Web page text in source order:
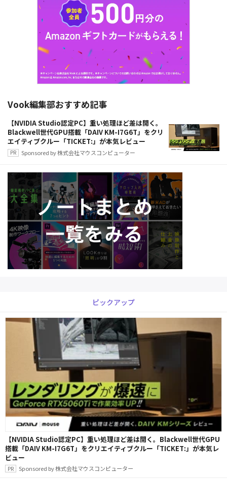
Vook編集部おすすめ記事
【NVIDIA Studio認定PC】重い処理ほど差は開く。
Blackwell世代GPU搭載「DAIV KM-I7G6T」をクリ
エイティブクルー「TICKET:」が本気レビュー
Sponsored by 株式会社マウスコンピューター
ピックアップ
【NVIDIA Studio認定PC】重い処理ほど差は開く。Blackwell世代GPU
搭載「DAIV KM-I7G6T」をクリエイティブクルー「TICKET:」が本気レ
ビュー
Sponsored by 株式会社マウスコンピューター